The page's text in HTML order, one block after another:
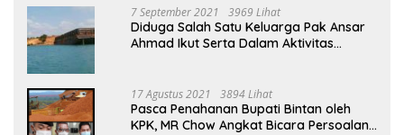
7 September 2021 3969 Lihat
Diduga Salah Satu Keluarga Pak Ansar
Ahmad Ikut Serta Dalam Aktivitas
17 Agustus 2021 3894 Lihat
Pasca Penahanan Bupati Bintan oleh
KPK, MR Chow Angkat Bicara Persoalan